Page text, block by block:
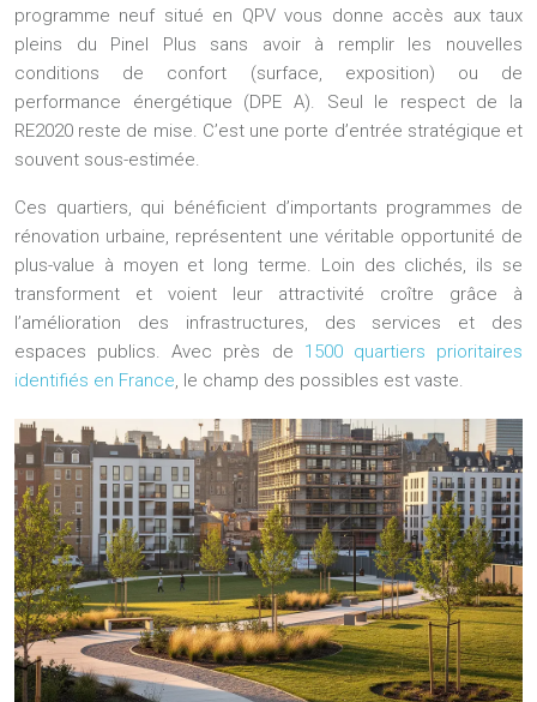
programme neuf situé en QPV vous donne accès aux taux
pleins du Pinel Plus sans avoir à remplir les nouvelles
conditions de confort (surface, exposition) ou de
performance énergétique (DPE A). Seul le respect de la
RE2020 reste de mise. C’est une porte d’entrée stratégique et
souvent sous-estimée.
Ces quartiers, qui bénéficient d’importants programmes de
rénovation urbaine, représentent une véritable opportunité de
plus-value à moyen et long terme. Loin des clichés, ils se
transforment et voient leur attractivité croître grâce à
l’amélioration des infrastructures, des services et des
espaces publics. Avec près de 1500 quartiers prioritaires
identifiés en France, le champ des possibles est vaste.